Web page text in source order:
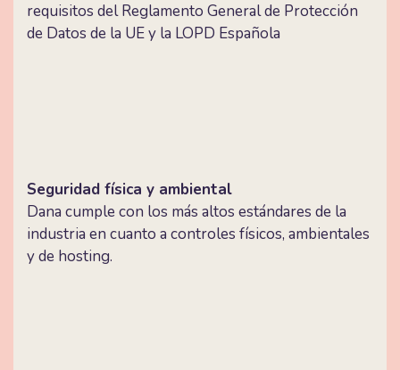
requisitos del Reglamento General de Protección
de Datos de la UE y la LOPD Española
Seguridad física y ambiental
Dana cumple con los más altos estándares de la
industria en cuanto a controles físicos, ambientales
y de hosting.